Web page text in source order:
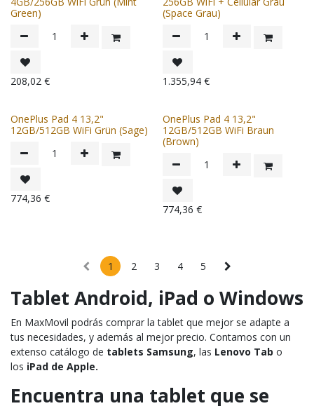
Green)
208,02 €
(Space Grau)
1.355,94€
OnePlus Pad 4 13,2"
12GB/512GB WiFi Grün (Sage)
774,36 €
OnePlus Pad 4 13,2"
12GB/512GB WiFi Braun
(Brown)
774,36 €
1 2 3 4 5
Tablet Android, iPad o Windows
En MaxMovil podrás comprar la tablet que mejor se adapte a
tus necesidades, y además al mejor precio. Contamos con un
extenso catálogo de tablets Samsung, las Lenovo Tab o
los iPad de Apple.
Encuentra una tablet que se